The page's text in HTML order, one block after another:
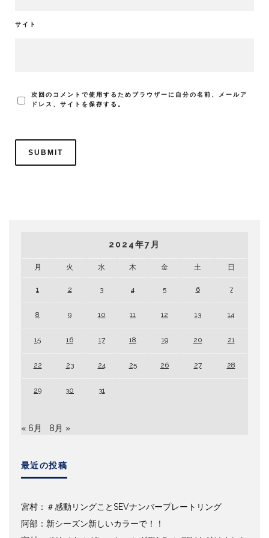
サイト
次回のコメントで使用するためブラウザーに自分の名前、メールア
ドレス、サイトを保存する。
2024年7月
月 火 水 木 金 土 日
1 2 3 4 5 6 7
8 9 10 11 12 13 14
15 16 17 18 19 20 21
22 23 24 25 26 27 28
29 30 31
« 6月 8月 »
最近の投稿
宮村：＃感動リングことSEVナンバープレートリング
阿部：新シーズン新しいカラーで！！